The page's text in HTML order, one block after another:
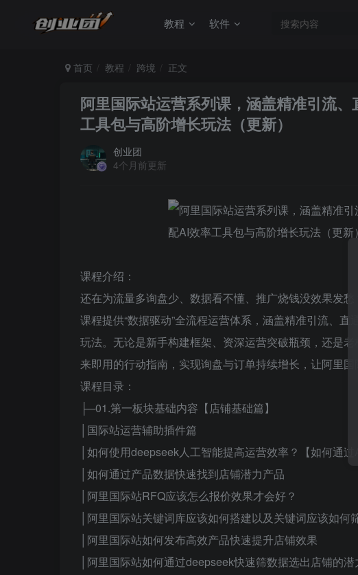
教程 软件
首页 教程 跨境 正文
阿里国际站运营系列课，涵盖精准引流
工具包与高阶增长玩法（更新）
创业团
4个月前更新
课程介绍：
还在为流量多询盘少、数据看不懂、推广烧钱没效果发
课程提供“数据驱动”全流程运营体系，涵盖精准引流、
玩法。无论是新手构建框架、资深运营突破瓶颈，还是
来即用的行动指南，实现询盘与订单持续增长，让阿里国
课程目录：
├─01.第一板块基础内容【店铺基础篇】
│国际站运营辅助插件篇
│如何使用deepseek人工智能提高运营效率？【如何通过
│如何通过产品数据快速找到店铺潜力产品
│阿里国际站RFQ应该怎么报价效果才会好？
│阿里国际站关键词库应该如何搭建以及关键词应该如何
│阿里国际站如何发布高效产品快速提升店铺效果
│阿里国际站如何通过deepseek快速筛数据选出店铺的潜